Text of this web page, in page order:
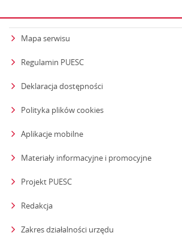
Mapa serwisu
Regulamin PUESC
Deklaracja dostępności
Polityka plików cookies
Aplikacje mobilne
Materiały informacyjne i promocyjne
Projekt PUESC
Redakcja
Zakres działalności urzędu